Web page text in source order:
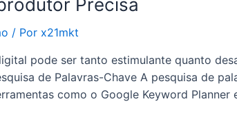
Precisa
/ Por x21mkt
pode ser tanto estimulante quanto
de Palavras-Chave A pesquisa de
como o Google Keyword Planner